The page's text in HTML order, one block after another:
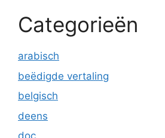
Categorieën
arabisch
beëdigde vertaling
belgisch
deens